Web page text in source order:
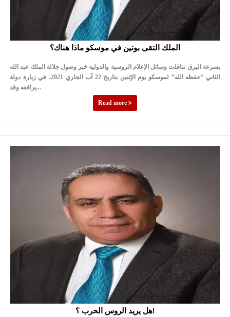
الملك التقى بوتين في موسكو ماذا هناك؟
بسرعة البرق تناقلت وسائل الإعلام الروسية والدولية خبر وصول جلالة الملك عبد الله
الثاني “حفظه الله” لموسكو يوم الإثنين بتاريخ 22 آب الجاري 2021، في زيارة دولة
يرافقه وفد...
Read more
هل يريد الروس الحرب ؟!